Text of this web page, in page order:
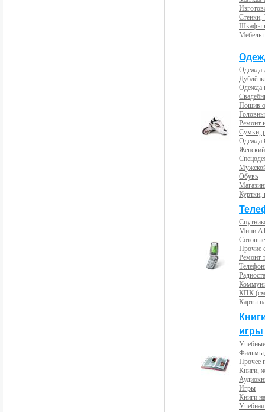
Стенки,
Шкафы
Мебель
Одежда
Одежда
Пошив
Ремонт
Сумки,
Одежда
Обувь
Куртки,
Мини
Прочие
Ремонт
КПК
Карты
игры
Прочее
Книги,
Игры
Книги